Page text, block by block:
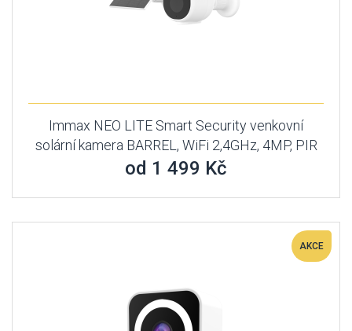
Immax NEO LITE Smart Security venkovní
solární kamera BARREL, WiFi 2,4GHz, 4MP, PIR
od 1 499 Kč
AKCE